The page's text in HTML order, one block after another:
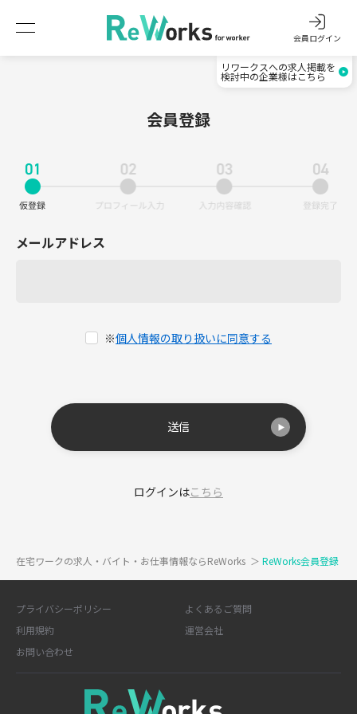
会員ログイン
リワークスへの求人掲載を
検討中の企業様はこちら
会員登録
メールアドレス
※個人情報の取り扱いに同意する
送信
ログインはこちら
在宅ワークの求人・バイト・お仕事情報ならReWorks ＞ ReWorks会員登録
プライバシーポリシー
よくあるご質問
利用規約
運営会社
お問い合わせ